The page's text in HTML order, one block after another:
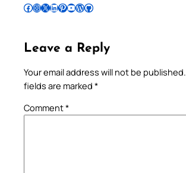
Follow Pradeep on Facebook Follow Pradeep on InstagramFollow Pradeep on X Follow Pradeep on LinkedIn Follow Pradeep on Pinterest Subscribe to Pradeep’s Youtube Channel Follow Pradeep on WordPress Follow Pradeep on GitHub
Leave a Reply
Your email address will not be published.
fields are marked *
Comment*